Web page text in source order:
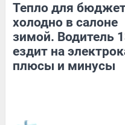
Тепло для
холодно в салоне
зимой. Водитель
ездит на
плюсы и минусы